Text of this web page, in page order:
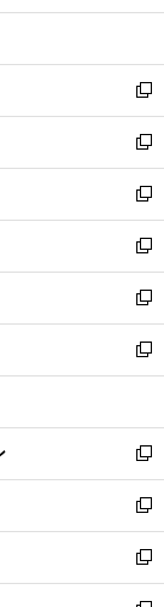
開
ウ
開
く
ン
ウ
で
開
く
ウ
ン
ド
ウ
で
開
く
新
し
い
ウ
ィ
ン
ド
ウ
で
開
く
新
し
い
ウ
ィ
ン
ド
ウ
で
開
新
し
い
ウ
ィ
ン
ド
ウ
開
く
新
し
い
ウ
ィ
ン
ウ
で
開
く
新
し
い
ウ
ン
ド
ウ
で
開
く
新
し
ウ
ィ
ン
ド
ウ
で
開
新
し
い
ウ
ィ
ン
新
し
い
ウ
新
し